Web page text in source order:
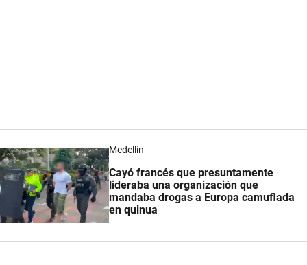
Medellín
Cayó francés que presuntamente
lideraba una organización que
mandaba drogas a Europa camuflada
en quinua